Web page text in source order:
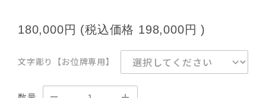
180,000円 (税込価格 198,000円 )
文字彫り【お位牌専用】